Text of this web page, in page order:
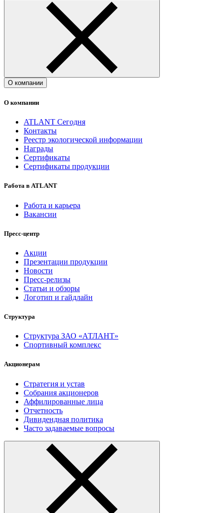
О компании
О компании
ATLANT Сегодня
Контакты
Реестр экологической информации
Награды
Сертификаты
Сертификаты продукции
Работа в ATLANT
Работа и карьера
Вакансии
Пресс-центр
Акции
Презентации продукции
Новости
Пресс-релизы
Статьи и обзоры
Логотип и гайдлайн
Структура
Структура ЗАО «АТЛАНТ»
Спортивный комплекс
Акционерам
Стратегия и устав
Собрания акционеров
Аффилированные лица
Отчетность
Дивидендная политика
Часто задаваемые вопросы